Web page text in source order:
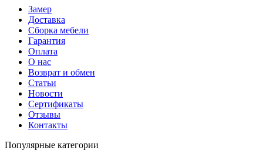
Замер
Доставка
Сборка мебели
Гарантия
Оплата
О нас
Возврат и обмен
Статьи
Новости
Сертификаты
Отзывы
Контакты
Популярные категории